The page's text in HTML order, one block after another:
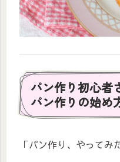
パン作り初心者
パン作りの始め
「パン作り、やってみ